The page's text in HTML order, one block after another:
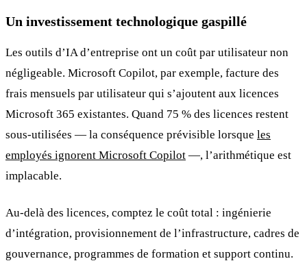
Un investissement technologique gaspillé
Les outils d’IA d’entreprise ont un coût par utilisateur non
négligeable. Microsoft Copilot, par exemple, facture des
frais mensuels par utilisateur qui s’ajoutent aux licences
Microsoft 365 existantes. Quand 75 % des licences restent
sous-utilisées — la conséquence prévisible lorsque les
employés ignorent Microsoft Copilot —, l’arithmétique est
implacable.
Au-delà des licences, comptez le coût total : ingénierie
d’intégration, provisionnement de l’infrastructure, cadres de
gouvernance, programmes de formation et support continu.